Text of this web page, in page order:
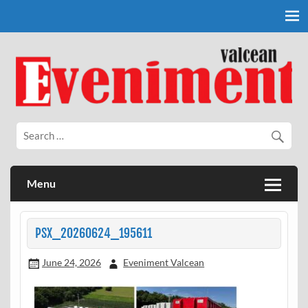
Eveniment Valcean
Menu
PSX_20260624_195611
June 24, 2026 Eveniment Valcean